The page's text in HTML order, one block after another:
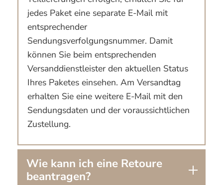
jedes Paket eine separate E-Mail mit
entsprechender
Sendungsverfolgungsnummer. Damit
können Sie beim entsprechenden
Versanddienstleister den aktuellen Status
Ihres Paketes einsehen. Am Versandtag
erhalten Sie eine weitere E-Mail mit den
Sendungsdaten und der voraussichtlichen
Zustellung.
Wie kann ich eine Retoure
beantragen?